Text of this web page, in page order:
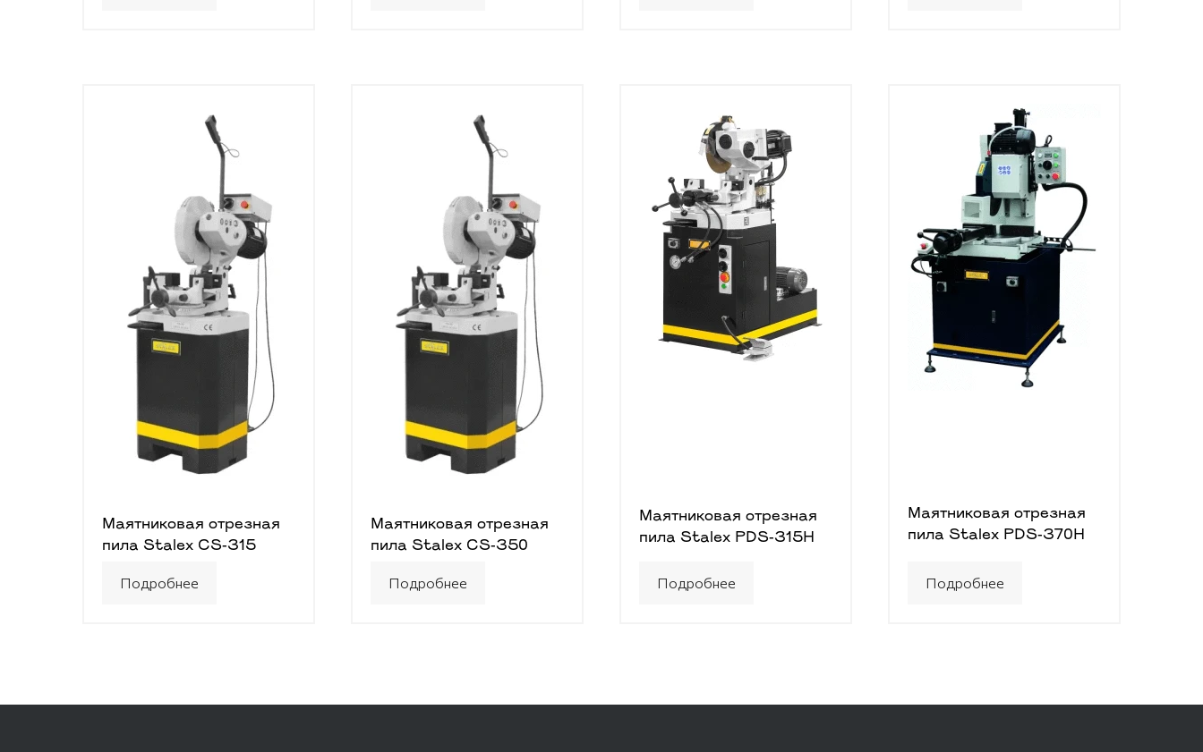
Маятниковая отрезная
пила Stalex CS-315
Подробнее
Маятниковая отрезная
пила Stalex CS-350
Подробнее
Маятниковая отрезная
пила Stalex PDS-315H
Подробнее
Маятниковая отрезная
пила Stalex PDS-370H
Подробнее